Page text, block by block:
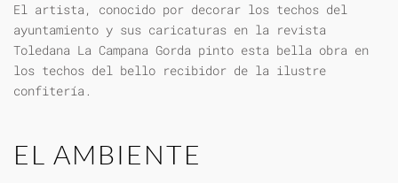
El artista, conocido por decorar los techos del
ayuntamiento y sus caricaturas en la revista
Toledana La Campana Gorda pinto esta bella obra en
los techos del bello recibidor de la ilustre
confitería.
EL AMBIENTE